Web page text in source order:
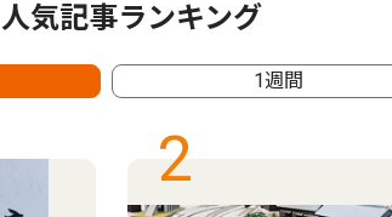
気記事ランキング
1週間
2